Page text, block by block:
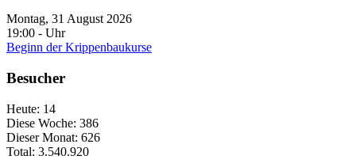
Montag, 31 August 2026
19:00 - Uhr
Beginn der Krippenbaukurse
Besucher
Heute: 14
Diese Woche: 386
Dieser Monat: 626
Total: 3.540.920